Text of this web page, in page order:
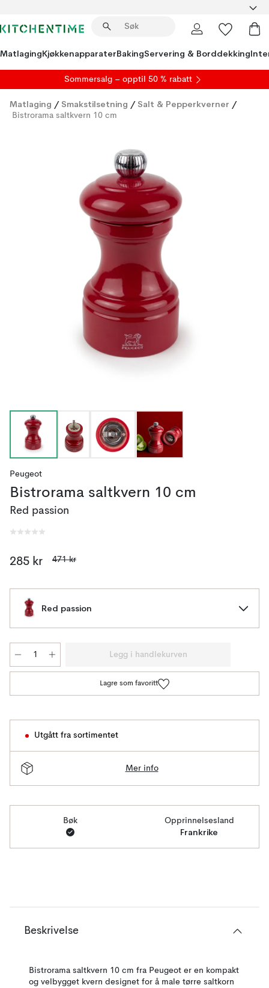
MatlagingKjøkkenapparaterBakingServering & Borddekking
Sommersalg – opptil 50 % rabatt
Matlaging / Smakstilsetning / Salt & Pepperkverner /
Bistrorama saltkvern 10 cm
Peugeot
Bistrorama saltkvern 10 cm
Red passion
285 kr 471 kr
Red passion
Legg i handlekurven
Lagre som favoritt
Utgått fra sortimentet
Mer info
Bøk Opprinnelsesland
Frankrike
Beskrivelse
Bistrorama saltkvern 10 cm fra Peugeot er en kompakt
og velbygget kvern designet for å male tørre saltkorn